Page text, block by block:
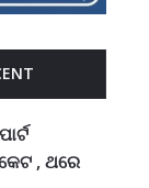
, ଥରେ